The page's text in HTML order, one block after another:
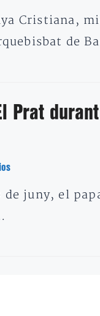
Cristiana,
de
Prat
juny, el